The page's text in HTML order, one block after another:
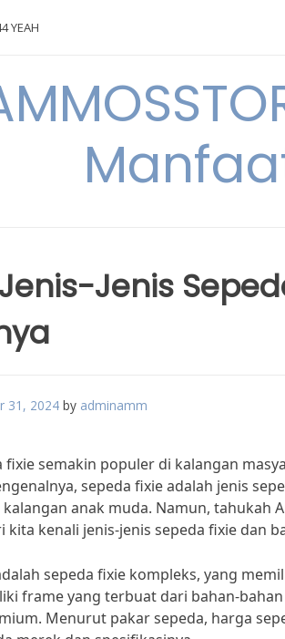
YEAH
Jenis
31, 2024 by adminamm
fixie semakin populer di kalangan
sepeda fixie adalah jenis
anak muda. Namun, tahukah
kita kenali jenis-jenis sepeda fixie dan
sepeda fixie kompleks, yang
frame yang terbuat dari bahan-
Menurut pakar sepeda, harga